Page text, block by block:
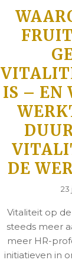
IS – EN
DE
23
Vitaliteit op
steeds meer
meer HR-
initiatieven in